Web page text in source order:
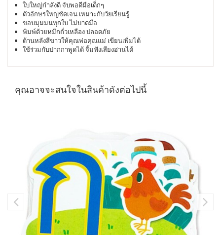
ใบใหญ่กำลังดี จับพอดีมือเด็กๆ
ตัวอักษรใหญ่ชัดเจน เหมาะกับวัยเรียนรู้
ขอบมุมมนทุกใบ ไม่บาดมือ
พิมพ์ด้วยหมึกถั่วเหลือง ปลอดภัย
ด้านหลังสีขาวให้คุณพ่อคุณแม่ เขียนเพิ่มได้
ใช้ร่วมกับปากกาพูดได้ จิ้มฟังเสียงอ่านได้
คุณอาจจะสนใจในสินค้าดังต่อไปนี้